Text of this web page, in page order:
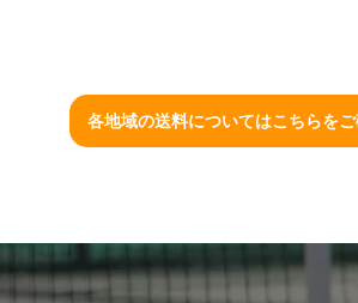
各地域の送料についてはこちらを